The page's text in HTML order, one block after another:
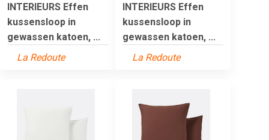
INTERIEURS Effen
kussensloop in
gewassen katoen, ...
La Redoute
INTERIEURS Effen
kussensloop in
gewassen katoen, ...
La Redoute